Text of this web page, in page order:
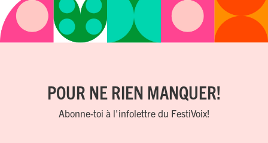
POUR NE RIEN MANQUER!
Abonne-toi à l'infolettre du FestiVoix!